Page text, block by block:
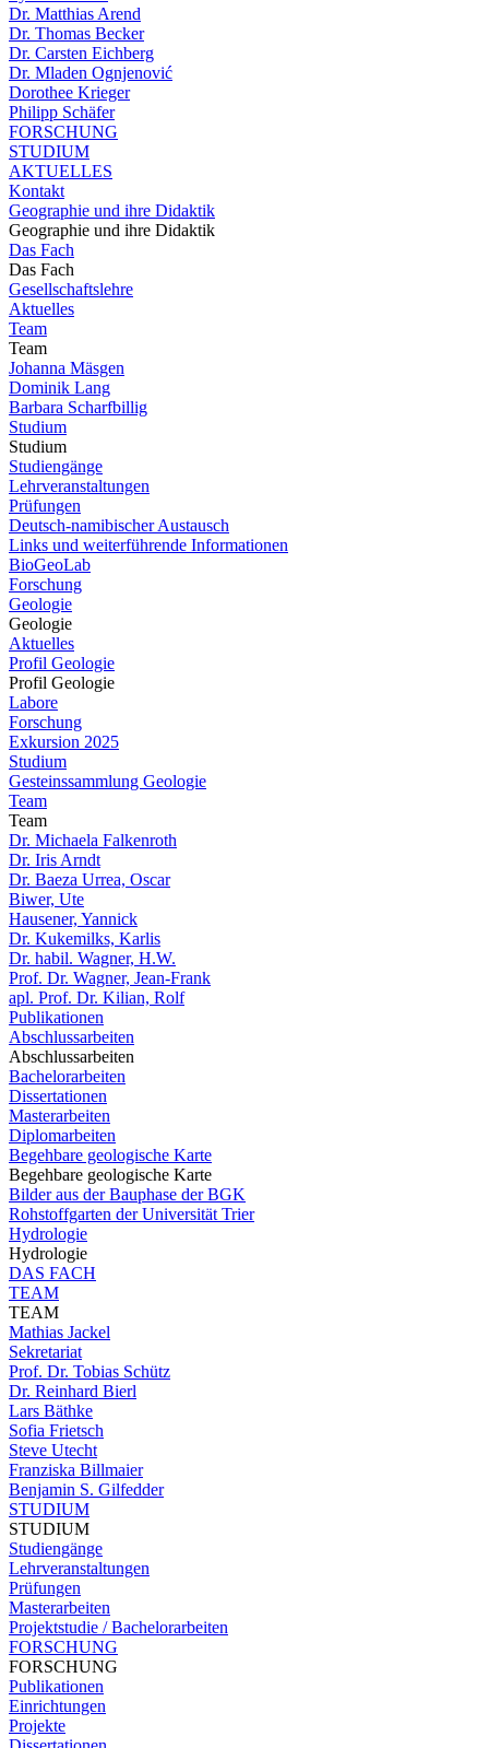
Dr. Matthias Arend
Dr. Thomas Becker
Dr. Carsten Eichberg
Dr. Mladen Ognjenović
Dorothee Krieger
Philipp Schäfer
FORSCHUNG
STUDIUM
AKTUELLES
Kontakt
Geographie und ihre Didaktik
Geographie und ihre Didaktik
Das Fach
Das Fach
Gesellschaftslehre
Aktuelles
Team
Team
Johanna Mäsgen
Dominik Lang
Barbara Scharfbillig
Studium
Studium
Studiengänge
Lehrveranstaltungen
Prüfungen
Deutsch-namibischer Austausch
Links und weiterführende Informationen
BioGeoLab
Forschung
Geologie
Geologie
Aktuelles
Profil Geologie
Profil Geologie
Labore
Forschung
Exkursion 2025
Studium
Gesteinssammlung Geologie
Team
Team
Dr. Michaela Falkenroth
Dr. Iris Arndt
Dr. Baeza Urrea, Oscar
Biwer, Ute
Hausener, Yannick
Dr. Kukemilks, Karlis
Dr. habil. Wagner, H.W.
Prof. Dr. Wagner, Jean-Frank
apl. Prof. Dr. Kilian, Rolf
Publikationen
Abschlussarbeiten
Abschlussarbeiten
Bachelorarbeiten
Dissertationen
Masterarbeiten
Diplomarbeiten
Begehbare geologische Karte
Begehbare geologische Karte
Bilder aus der Bauphase der BGK
Rohstoffgarten der Universität Trier
Hydrologie
Hydrologie
DAS FACH
TEAM
TEAM
Mathias Jackel
Sekretariat
Prof. Dr. Tobias Schütz
Dr. Reinhard Bierl
Lars Bäthke
Sofia Frietsch
Steve Utecht
Franziska Billmaier
Benjamin S. Gilfedder
STUDIUM
STUDIUM
Studiengänge
Lehrveranstaltungen
Prüfungen
Masterarbeiten
Projektstudie / Bachelorarbeiten
FORSCHUNG
FORSCHUNG
Publikationen
Einrichtungen
Projekte